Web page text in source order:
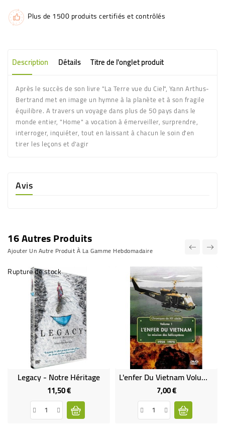
Plus de 1500 produits certifiés et contrôlés
Description Détails Titre de l'onglet produit
Après le succès de son livre "La Terre vue du Ciel", Yann Arthus-
Bertrand met en image un hymne à la planète et à son fragile
équilibre. A travers un voyage dans plus de 50 pays dans le
monde entier, "Home" a vocation à émerveiller, surprendre,
interroger, inquiéter, tout en laissant à chacun le soin d'en
tirer les leçons et d'agir
Avis
16 Autres Produits
Ajouter Un Autre Produit À La Gamme Hebdomadaire
Rupture de stock
Legacy - Notre Héritage
11,50 €Prix
L'enfer Du Vietnam Volume 1
7,00 €Prix